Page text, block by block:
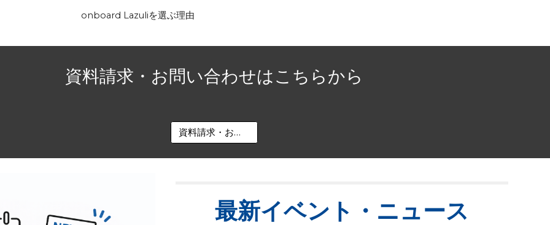
onboard Lazuliを選ぶ理由
資料請求・お問い合わせはこちらから
資料請求・お問い合わせ
最新イベント・ニュース